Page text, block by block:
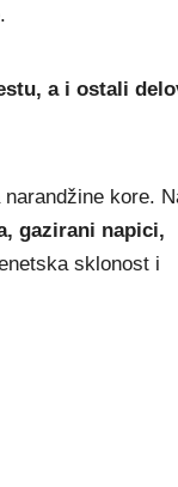
a i ostali
kore.
gazirani napici,
sklonost i